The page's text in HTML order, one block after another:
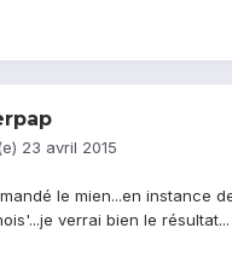
23 avril 2015
le mien...en instance
verrai bien le résultat...